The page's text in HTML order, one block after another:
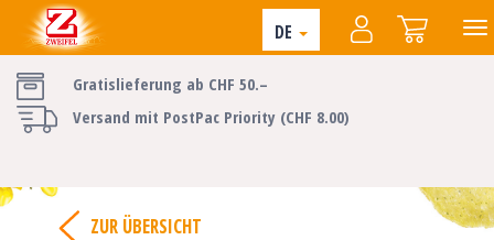
DE
Gratislieferung ab CHF 50.–
Versand mit PostPac Priority (CHF 8.00)
ZUR ÜBERSICHT